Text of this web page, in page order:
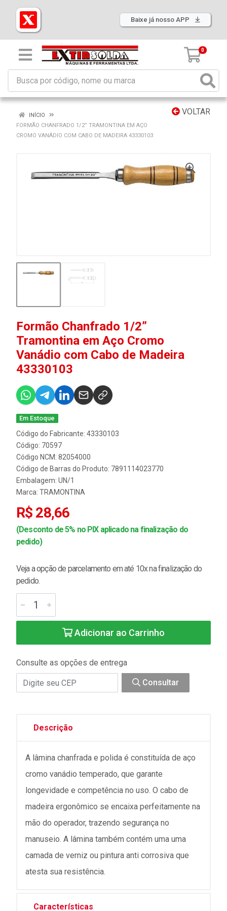
Baixe já nosso APP
0
VOLTAR
INÍCIO
FORMÃO CHANFRADO 1/2” TRAMONTINA EM AÇO
CROMO VANÁDIO COM CABO DE MADEIRA 43330103
Formão Chanfrado 1/2”
Tramontina em Aço Cromo
Vanádio com Cabo de Madeira
43330103
Em Estoque
Código do Fabricante: 43330103
Código: 70597
Código NCM: 82054000
Código de Barras do Produto: 7891114023770
Embalagem: UN/1
Marca: TRAMONTINA
R$ 28,66
(Desconto de 5% no PIX aplicado na finalização do
pedido)
Veja a opção de parcelamento em até 10x na finalização do
pedido.
Adicionar ao Carrinho
Consulte as opções de entrega
Consultar
Descrição
A lâmina chanfrada e polida é constituída de aço
cromo vanádio temperado, que garante
longevidade e competência no uso. O cabo de
madeira ergonômico se encaixa perfeitamente na
mão do operador, trazendo segurança no
manuseio. A lâmina também contém uma uma
camada de verniz ou pintura anti corrosiva que
atesta sua resistência.
Características